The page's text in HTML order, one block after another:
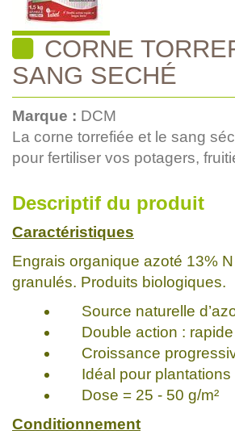
CORNE
SANG SECHÉ
Marque : DCM
La corne torrefiée et le sang
pour fertiliser vos potagers,
Descriptif du produit
Caractéristiques
Engrais organique azoté 13%
granulés. Produits biologiques.
Source naturelle
Double action :
Croissance
Idéal pour plantations
Dose = 25 - 50 g/m²
Conditionnement